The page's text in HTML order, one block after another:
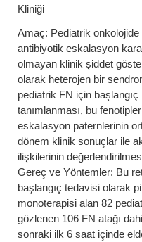
Kliniği
Amaç: Pediatrik
antibiyotik eskalasyon
olmayan klinik şiddet
olarak heterojen bir
pediatrik FN için
tanımlanması, bu
eskalasyon paternlerinin
dönem klinik sonuçlar ile
ilişkilerinin
Gereç ve Yöntemler: Bu
başlangıç tedavisi olarak
monoterapisi alan 82
gözlenen 106 FN atağı
sonraki ilk 6 saat içinde